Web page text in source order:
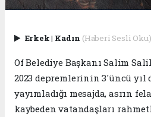
Erkek| Kadın (Haberi Sesli Oku)
Of Belediye Başkanı Salim
2023 depremlerinin 3'üncü yıl
yayımladığı mesajda, asrın
kaybeden vatandaşları